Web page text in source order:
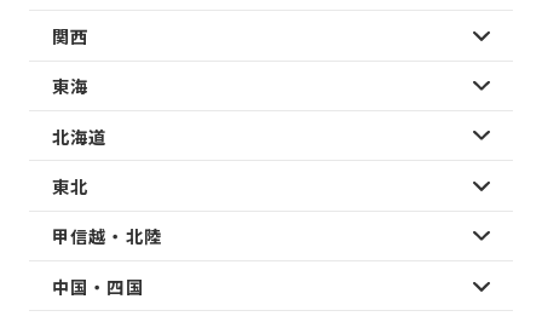
関西
東海
北海道
東北
甲信越・北陸
中国・四国